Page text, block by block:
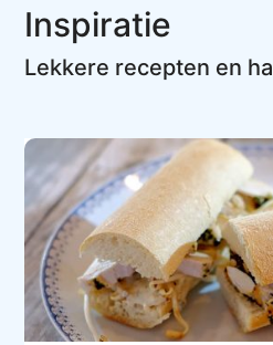
Inspiratie
Lekkere recepten en